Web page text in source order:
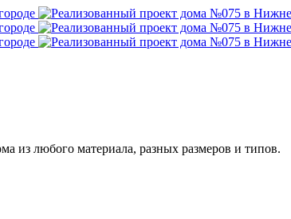
из любого материала, разных размеров и типов.